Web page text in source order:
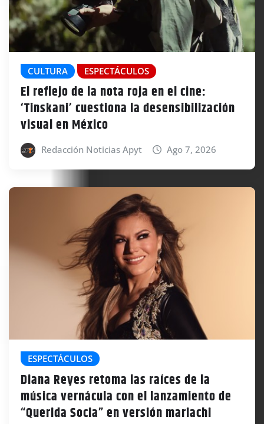
CULTURA ESPECTÁCULOS
El reflejo de la nota roja en el cine:
‘Tinskani’ cuestiona la desensibilización
visual en México
Redacción Noticias Apyt Ago 7, 2026
ESPECTÁCULOS
Diana Reyes retoma las raíces de la
música vernácula con el lanzamiento de
“Querida Socia” en versión mariachi